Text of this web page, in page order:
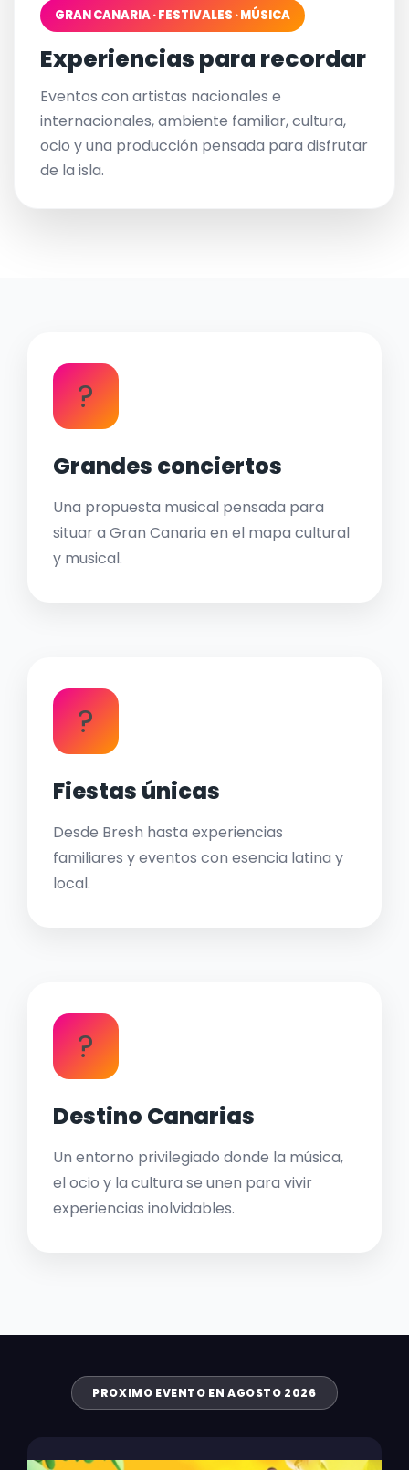
GRAN CANARIA · FESTIVALES · MÚSICA
Experiencias para recordar
Eventos con artistas nacionales e
internacionales, ambiente familiar, cultura,
ocio y una producción pensada para disfrutar
de la isla.
?
Grandes conciertos
Una propuesta musical pensada para
situar a Gran Canaria en el mapa cultural
y musical.
?
Fiestas únicas
Desde Bresh hasta experiencias
familiares y eventos con esencia latina y
local.
?
Destino Canarias
Un entorno privilegiado donde la música,
el ocio y la cultura se unen para vivir
experiencias inolvidables.
PROXIMO EVENTO EN AGOSTO 2026